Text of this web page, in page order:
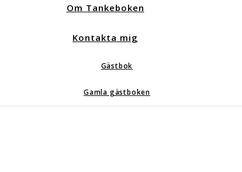
Om Tankeboken
Kontakta mig
Gästbok
Gamla gästboken